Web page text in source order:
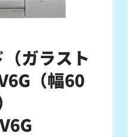
ガラスト
（幅60